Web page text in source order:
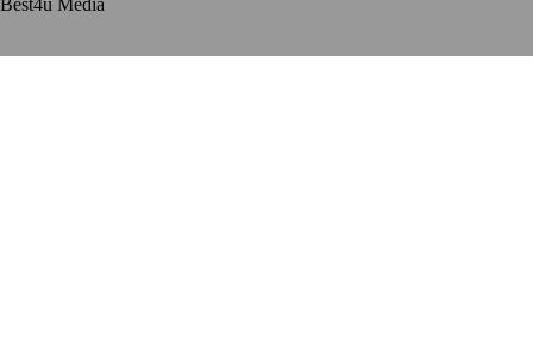
Best4u Media